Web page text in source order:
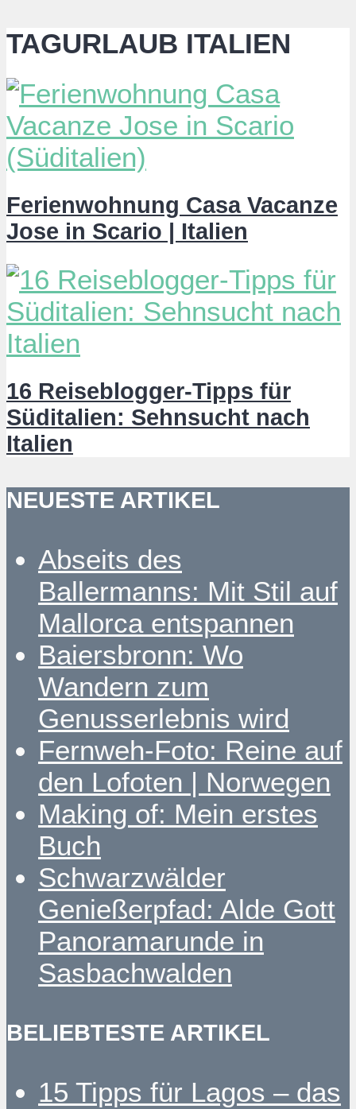
TAGURLAUB ITALIEN
Ferienwohnung Casa Vacanze
Jose in Scario | Italien
16 Reiseblogger-Tipps für
Süditalien: Sehnsucht nach
Italien
NEUESTE ARTIKEL
Abseits des
Ballermanns: Mit Stil auf
Mallorca entspannen
Baiersbronn: Wo
Wandern zum
Genusserlebnis wird
Fernweh-Foto: Reine auf
den Lofoten | Norwegen
Making of: Mein erstes
Buch
Schwarzwälder
Genießerpfad: Alde Gott
Panoramarunde in
Sasbachwalden
BELIEBTESTE ARTIKEL
15 Tipps für Lagos – das